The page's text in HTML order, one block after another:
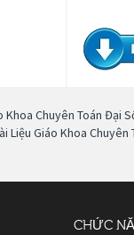
Khoa Chuyên Toán Đại
Liệu Giáo Khoa
CHỨC